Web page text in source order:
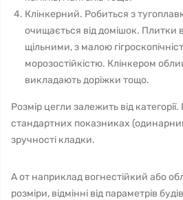
Клінкерний. Робиться з
очищається від домішок. Плитки
щільними, з малою
морозостійкістю. Клінкером
викладають доріжки тощо.
Розмір цегли залежить від
стандартних показниках
зручності кладки.
А от наприклад вогнестійкий або
розміри, відмінні від параметрів